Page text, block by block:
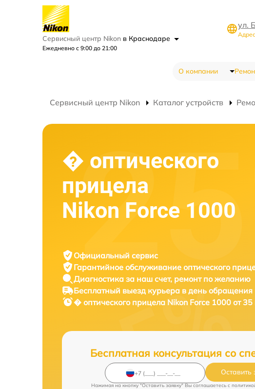
Сервисный центр Nikon в Краснодаре
Ежедневно с 9:00 до 21:00
ул.
О компании
Сервисный центр Nikon Каталог устройств
� оптического
прицела
Nikon Force 1000
Официальный сервис
Гарантийное обслуживание оптического
Диагностика за наш счет, ремонт по желанию
Бесплатный выезд курьера в день обращения
� оптического прицела Nikon Force 1000 от
Бесплатная консультация со
Оставить
Нажимая на кнопку "Оставить заявку" Вы соглашаетесь c